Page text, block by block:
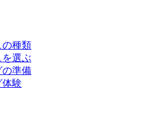
の種類
を選ぶ
の準備
体験